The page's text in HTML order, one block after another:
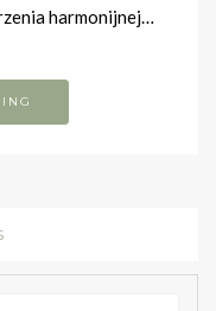
harmonijnej…